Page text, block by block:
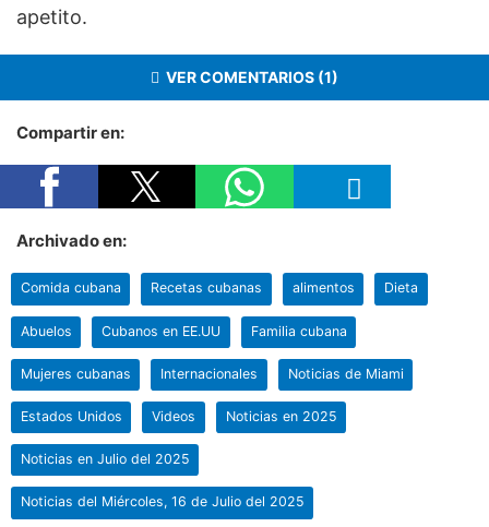
apetito.
VER COMENTARIOS (1)
Compartir en:
Archivado en:
Comida cubana Recetas cubanas alimentos Dieta
Abuelos Cubanos en EE.UU Familia cubana
Mujeres cubanas Internacionales Noticias de Miami
Estados Unidos Videos Noticias en 2025
Noticias en Julio del 2025
Noticias del Miércoles, 16 de Julio del 2025